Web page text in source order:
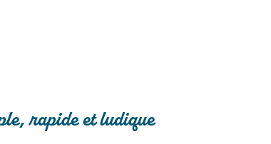
rapide et ludique